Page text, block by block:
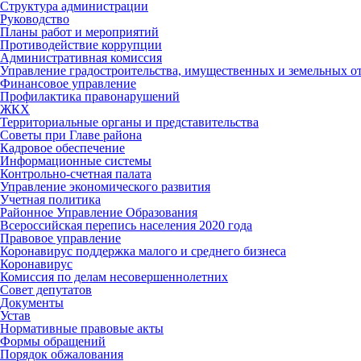
Структура администрации
Руководство
Планы работ и мероприятий
Противодействие коррупции
Административная комиссия
Управление градостроительства, имущественных и земельных
Финансовое управление
Профилактика правонарушений
ЖКХ
Территориальные органы и представительства
Советы при Главе района
Кадровое обеспечение
Информационные системы
Контрольно-счетная палата
Управление экономического развития
Учетная политика
Районное Управление Образования
Всероссийская перепись населения 2020 года
Правовое управление
Коронавирус поддержка малого и среднего бизнеса
Коронавирус
Комиссия по делам несовершеннолетних
Совет депутатов
Документы
Устав
Нормативные правовые акты
Формы обращений
Порядок обжалования